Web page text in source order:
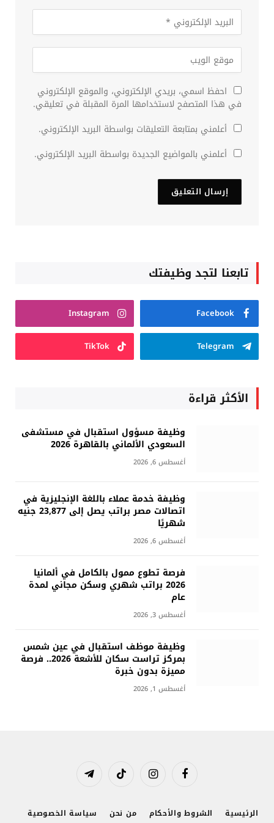
احفظ اسمي، بريدي الإلكتروني، والموقع الإلكتروني
في هذا المتصفح لاستخدامها المرة المقبلة في تعليقي.
أعلمني بمتابعة التعليقات بواسطة البريد الإلكتروني.
أعلمني بالمواضيع الجديدة بواسطة البريد الإلكتروني.
تابعنا لتجد وظيفتك
Facebook
Instagram
Telegram
TikTok
الأكثر قراءة
وظيفة مسؤول استقبال في مستشفى
السعودي الألماني بالقاهرة 2026
أغسطس 6, 2026
وظيفة خدمة عملاء باللغة الإنجليزية في
اتصالات مصر براتب يصل إلى 23,877 جنيه
شهريًا
أغسطس 6, 2026
فرصة تطوع ممول بالكامل في ألمانيا
2026 براتب شهري وسكن مجاني لمدة
عام
أغسطس 3, 2026
وظيفة موظف استقبال في عين شمس
بمركز تراست سكان للأشعة 2026.. فرصة
مميزة بدون خبرة
أغسطس 1, 2026
فيسبوك الانستغرامتيكتوك تيلقرام
الرئيسية الشروط والأحكام من نحن سياسة الخصوصية